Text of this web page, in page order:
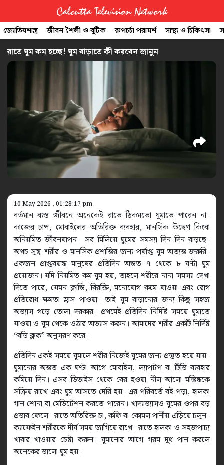
Calcutta Television Network
জ্যোতিষশাস্ত্র জীবন শৈলী ও বুটিক রুপচর্চা পরামর্শ সাস্থ্য ও চিকিৎসা
রাতে ঘুম কম হচ্ছে! ঘুম বাড়াতে কী করবেন জানুন
10 May 2026 , 01:28:17 pm
বর্তমান ব্যস্ত জীবনে অনেকেই রাতে ঠিকমতো ঘুমাতে পারেন না।
কাজের চাপ, মোবাইলের অতিরিক্ত ব্যবহার, মানসিক উদ্বেগ কিংবা
অনিয়মিত জীবনযাপন—সব মিলিয়ে ঘুমের সমস্যা দিন দিন বাড়ছে।
অথচ সুস্থ শরীর ও মানসিক প্রশান্তির জন্য পর্যাপ্ত ঘুম অত্যন্ত জরুরি।
একজন প্রাপ্তবয়স্ক মানুষের প্রতিদিন অন্তত ৭ থেকে ৮ ঘণ্টা ঘুম
প্রয়োজন। যদি নিয়মিত কম ঘুম হয়, তাহলে শরীরে নানা সমস্যা দেখা
দিতে পারে, যেমন ক্লান্তি, বিরক্তি, মনোযোগ কমে যাওয়া এবং রোগ
প্রতিরোধ ক্ষমতা হ্রাস পাওয়া। তাই ঘুম বাড়ানোর জন্য কিছু সহজ
অভ্যাস গড়ে তোলা দরকার। প্রথমেই প্রতিদিন নির্দিষ্ট সময়ে ঘুমাতে
যাওয়া ও ঘুম থেকে ওঠার অভ্যাস করুন। আমাদের শরীর একটি নির্দিষ্ট
“বডি ক্লক” অনুসরণ করে।
প্রতিদিন একই সময়ে ঘুমালে শরীর নিজেই ঘুমের জন্য প্রস্তুত হয়ে যায়।
ঘুমানোর অন্তত এক ঘণ্টা আগে মোবাইল, ল্যাপটপ বা টিভি ব্যবহার
কমিয়ে দিন। এসব ডিভাইস থেকে বের হওয়া নীল আলো মস্তিষ্ককে
সক্রিয় রাখে এবং ঘুম আসতে দেরি হয়। এর পরিবর্তে বই পড়া, হালকা
গান শোনা বা মেডিটেশন করতে পারেন। খাদ্যাভ্যাসও ঘুমের ওপর বড়
প্রভাব ফেলে। রাতে অতিরিক্ত চা, কফি বা কোমল পানীয় এড়িয়ে চলুন।
ক্যাফেইন শরীরকে দীর্ঘ সময় জাগিয়ে রাখে। রাতে হালকা ও সহজপাচ্য
খাবার খাওয়ার চেষ্টা করুন। ঘুমানোর আগে গরম দুধ পান করলে
অনেকের ভালো ঘুম হয়।
CTVN
Legal